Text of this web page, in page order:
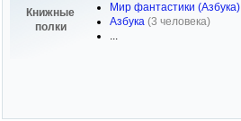
Книжные
полки
Мир фантастики (Азбука)
Азбука (3 человека)
...